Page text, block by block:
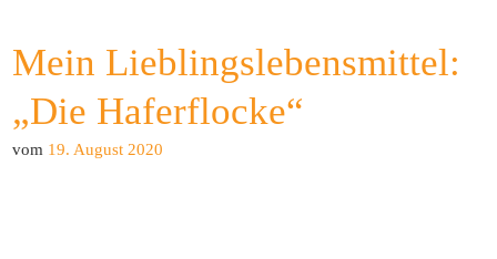
Mein Lieblingslebensmittel:
„Die Haferflocke“
vom 19. August 2020